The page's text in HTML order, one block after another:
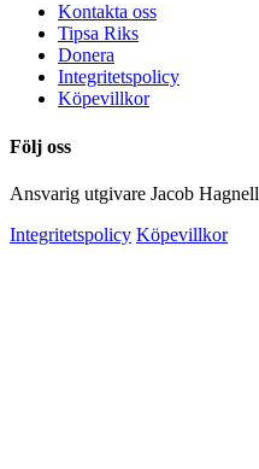
Kontakta oss
Tipsa Riks
Donera
Integritetspolicy
Köpevillkor
Följ oss
Ansvarig utgivare Jacob Hagnell
Integritetspolicy Köpevillkor